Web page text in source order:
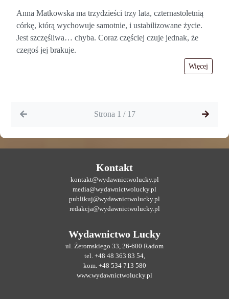
Anna Matkowska ma trzydzieści trzy lata, czternastoletnią
córkę, którą wychowuje samotnie, i ustabilizowane życie.
Jest szczęśliwa… chyba. Coraz częściej czuje jednak, że
czegoś jej brakuje.
Więcej
Strona 1 / 17
Kontakt
kontakt@wydawnictwolucky.pl
media@wydawnictwolucky.pl
publikuj@wydawnictwolucky.pl
redakcja@wydawnictwolucky.pl
Wydawnictwo Lucky
ul. Żeromskiego 33, 26-600 Radom
tel. +48 48 363 83 54,
kom. +48 534 713 580
www.wydawnictwolucky.pl